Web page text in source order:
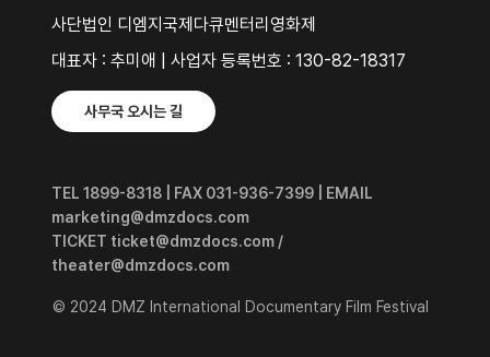
사단법인 디엠지국제다큐멘터리영화제
대표자 : 추미애 | 사업자 등록번호 : 130-82-18317
사무국 오시는 길
TEL 1899-8318 | FAX 031-936-7399 | EMAIL
marketing@dmzdocs.com
TICKET ticket@dmzdocs.com /
theater@dmzdocs.com
© 2024 DMZ International Documentary Film Festival